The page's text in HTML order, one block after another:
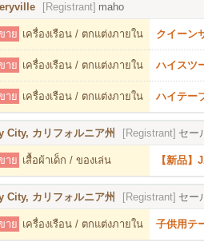
[Registrant] maho
าย เครื่องเรือน / ตกแต่งภายใน クイーン
าย เครื่องเรือน / ตกแต่งภายใน ハイスツ
าย เครื่องเรือน / ตกแต่งภายใน ハイテー
City, カリフォルニア州 [Registrant] セー
าย เสื้อผ้าเด็ก / ของเล่น 【新品
City, カリフォルニア州 [Registrant] セー
าย เครื่องเรือน / ตกแต่งภายใน 子供用テ